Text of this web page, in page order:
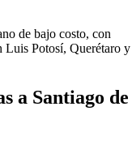
de bajo costo, con
Luis Potosí, Querétaro y
a Santiago de